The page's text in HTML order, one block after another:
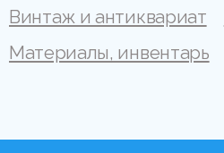
Винтаж и антиквариат
Материалы, инвентарь